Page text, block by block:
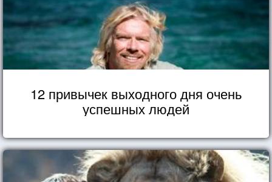
12 привычек выходного дня очень
успешных людей